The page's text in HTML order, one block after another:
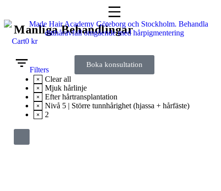
Cart0 kr
Boka konsultation
Manliga Behandlingar
Filters
Clear all
Mjuk hårlinje
Efter hårtransplantation
Nivå 5 | Större tunnhårighet (hjassa + hårfäste)
2